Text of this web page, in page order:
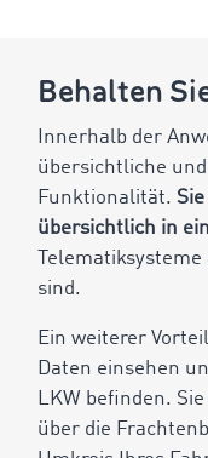
Behalten
Innerhalb der
übersichtliche
Funktionalität.
übersichtlich in
sind.
Ein weiterer
Daten einsehen
LKW befinden.
über die